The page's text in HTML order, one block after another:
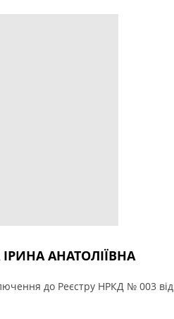
АНАТОЛІЇВНА
до Реєстру НРКД № 003 від